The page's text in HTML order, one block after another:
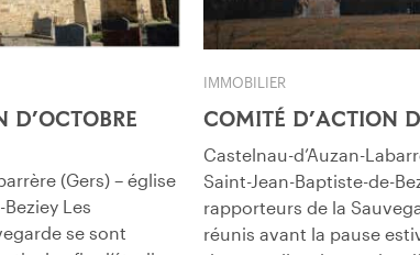
D’OCTOBRE
(Gers) – église
Les
se sont
IMMOBILIER
COMITÉ D’ACTION
Castelnau-d’Auzan-
Saint-Jean-Baptiste-de-
rapporteurs de la
réunis avant la pause